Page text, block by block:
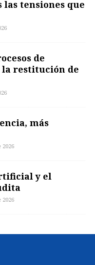
las tensiones que
de
restitución de
más
2026
y el
2026